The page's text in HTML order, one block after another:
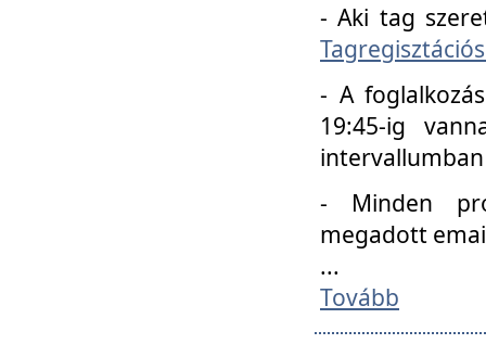
- Aki tag
- A
19:45-ig
- Minden
megadott
...
Tovább